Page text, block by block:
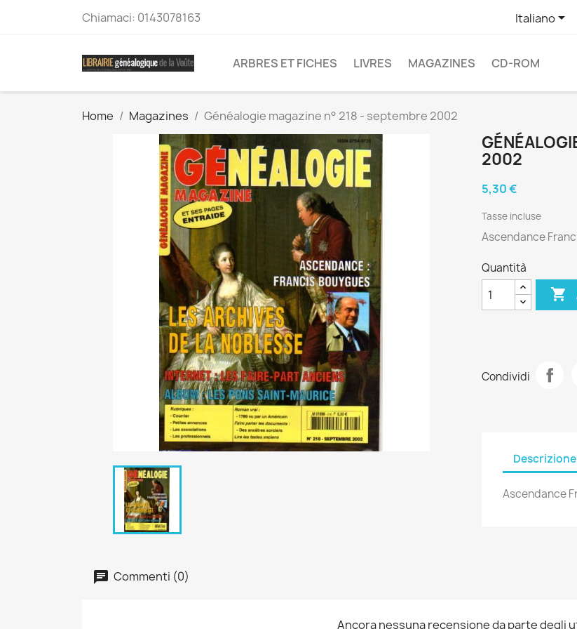
Chiamaci: 0143078163 Italiano
ARBRES ET FICHES LIVRES MAGAZINES CD-ROM
Home Magazines Généalogie magazine n° 218 - septembre 2002
2002
5,30 €
Tasse incluse
Ascendance
Quantità

Condividi
Descrizione
Ascendance
Commenti (0)
Ancora nessuna recensione da parte degli